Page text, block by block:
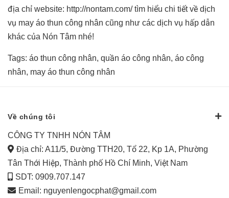
địa chỉ website: http://nontam.com/tìm hiểu chi tiết về dịch
vụ may áo thun công nhân cũng như các dịch vụ hấp dẫn
khác của Nón Tâm nhé!
Tags: áo thun công nhân, quần áo công nhân, áo công
nhân, may áo thun công nhân
Về chúng tôi
CÔNG TY TNHH NÓN TÂM
Địa chỉ: A11/5, Đường TTH20, Tổ 22, Kp 1A, Phường
Tân Thới Hiệp, Thành phố Hồ Chí Minh, Việt Nam
SDT: 0909.707.147
Email: nguyenlengocphat@gmail.com